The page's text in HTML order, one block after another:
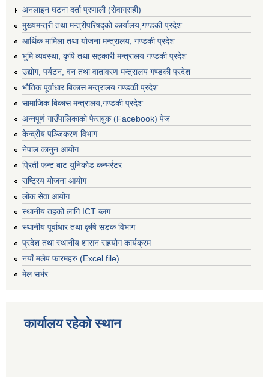
अनलाइन घटना दर्ता प्रणाली (सेवाग्राही)
मुख्यमन्त्री तथा मन्त्रीपरिषद्को कार्यालय,गण्डकी प्रदेश
आर्थिक मामिला तथा योजना मन्त्रालय, गण्डकी प्रदेश
भुमि व्यवस्था, कृषि तथा सहकारी मन्त्रालय गण्डकी प्रदेश
उद्योग, पर्यटन, वन तथा वातावरण मन्त्रालय गण्डकी प्रदेश
भौतिक पूर्वाधार बिकास मन्त्रालय गण्डकी प्रदेश
सामाजिक बिकास मन्त्रालय,गण्डकी प्रदेश
अन्नपूर्ण गाउँपालिकाको फेसबुक (Facebook) पेज
केन्द्रीय पञ्जिकरण विभाग
नेपाल कानुन आयोग
प्रिती फन्ट बाट युनिकोड कन्भर्रटर
राष्ट्रिय योजना आयोग
लोक सेवा आयोग
स्थानीय तहको लागि ICT ब्लग
स्थानीय पूर्वाधार तथा कृषि सडक विभाग
प्रदेश तथा स्थानीय शासन सहयोग कार्यक्रम
नयाँ मलेप फारमहरु (Excel file)
मेल सर्भर
कार्यालय रहेको स्थान